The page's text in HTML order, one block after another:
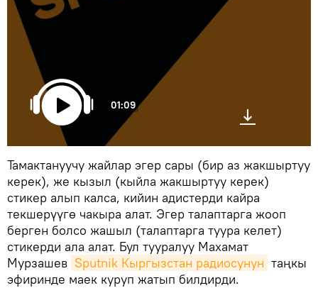
01:09
Тамактануучу жайлар эгер сары (бир аз жакшыртуу
керек), же кызыл (кыйла жакшыртуу керек)
стикер алып калса, кийин адистерди кайра
текшерүүгө чакыра алат. Эгер талаптарга жооп
берген болсо жашыл (талаптарга туура келет)
стикерди ала алат. Бул тууралуу Махамат
Мурзашев Sputnik Кыргызстан радиосунун таңкы
эфиринде маек куруп жатып билдирди.